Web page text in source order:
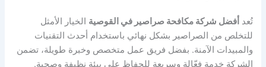
تُعد أفضل شركة مكافحة صراصير في القوصية الخيار الأمثل
للتخلص من الصراصير بشكل نهائي باستخدام أحدث التقنيات
والمبيدات الآمنة. بفضل فريق عمل متخصص وخبرة طويلة، تضمن
الشركة خدمة فعّالة وسريعة للحفاظ على بيئة نظيفة وصحية.